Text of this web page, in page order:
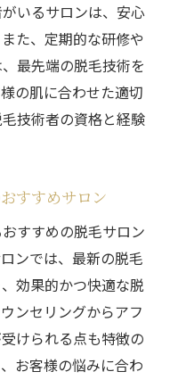
いるサロンは、安心
た、定期的な研修や
最先端の脱毛技術を
の肌に合わせた適切
技術者の資格と経験
すすめサロン
すすめの脱毛サロン
ンでは、最新の脱毛
効果的かつ快適な脱
ンセリングからアフ
けられる点も特徴の
お客様の悩みに合わ